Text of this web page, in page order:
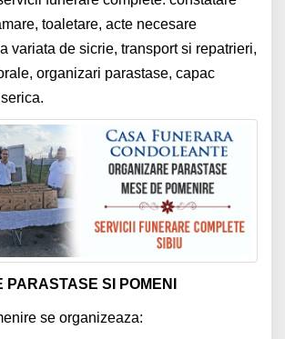
toaletare, acte necesare
variata de sicrie, transport si repatrieri,
organizari parastase, capac
SI POMENI
se organizeaza: